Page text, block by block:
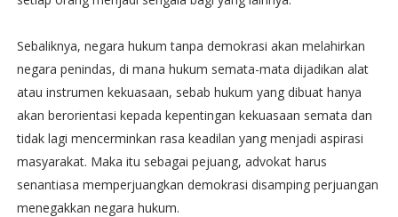
Sebaliknya, negara hukum tanpa demokrasi akan melahirkan
negara penindas, di mana hukum semata-mata dijadikan alat
atau instrumen kekuasaan, sebab hukum yang dibuat hanya
akan berorientasi kepada kepentingan kekuasaan semata dan
tidak lagi mencerminkan rasa keadilan yang menjadi aspirasi
masyarakat. Maka itu sebagai pejuang, advokat harus
senantiasa memperjuangkan demokrasi disamping perjuangan
menegakkan negara hukum.